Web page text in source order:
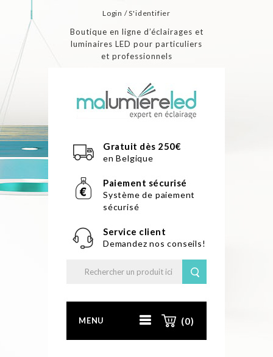
Login / S'identifier
Boutique en ligne d’éclairages et
luminaires LED pour particuliers
et professionnels
Gratuit dès 250€
en Belgique
Paiement sécurisé
Système de paiement
sécurisé
Service client
Demandez nos conseils!
MENU (0)